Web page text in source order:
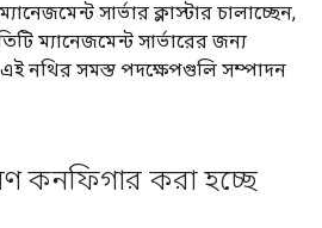
সার্ভার ক্লাস্টার চালাচ্ছেন,
ম্যানেজমেন্ট সার্ভারের জন্য
নথির সমস্ত পদক্ষেপগুলি সম্পাদন
কনফিগার করা হচ্ছে